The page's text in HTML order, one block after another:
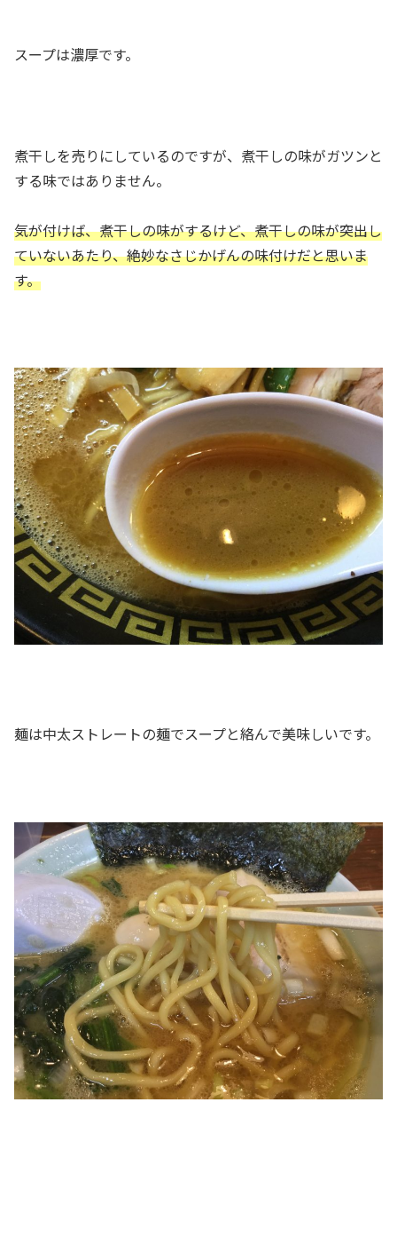
スープは濃厚です。
煮干しを売りにしているのですが、煮干しの味がガツンと
する味ではありません。
気が付けば、煮干しの味がするけど、煮干しの味が突出し
ていないあたり、絶妙なさじかげんの味付けだと思いま
す。
麺は中太ストレートの麺でスープと絡んで美味しいです。